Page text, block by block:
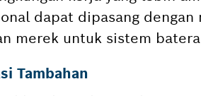
dapat dipasang
merek untuk sistem
Tambahan